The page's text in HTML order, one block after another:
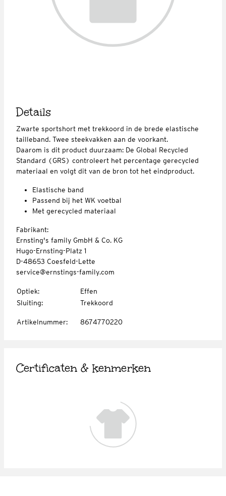
Details
Zwarte sportshort met trekkoord in de brede elastische
tailleband. Twee steekvakken aan de voorkant.
Daarom is dit product duurzaam: De Global Recycled
Standard (GRS) controleert het percentage gerecycled
materiaal en volgt dit van de bron tot het eindproduct.
Elastische band
Passend bij het WK voetbal
Met gerecycled materiaal
Fabrikant:
Ernsting's family GmbH & Co. KG
Hugo-Ernsting-Platz 1
D-48653 Coesfeld-Lette
service@ernstings-family.com
Optiek:
Effen
Sluiting: Trekkoord
Artikelnummer: 8674770220
Certificaten & kenmerken